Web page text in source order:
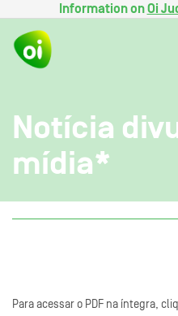
Information onOi
Notícia
mídia*
Para acessar o PDF na íntegra,